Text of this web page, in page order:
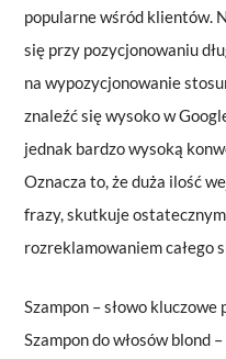
popularne wśród klientów.
się przy pozycjonowaniu
na wypozycjonowanie
znaleźć się wysoko w
jednak bardzo wysoką
Oznacza to, że duża ilość
frazy, skutkuje
rozreklamowaniem całego
Szampon – słowo
Szampon do włosów blond